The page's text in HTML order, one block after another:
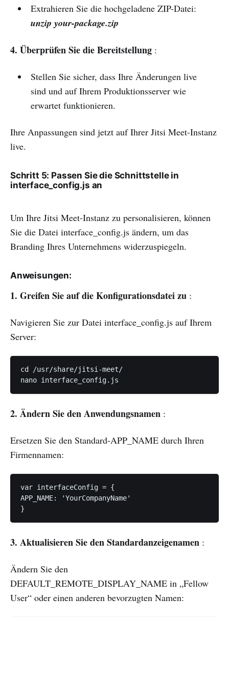
Extrahieren Sie die hochgeladene ZIP-Datei:
unzip your-package.zip
4. Überprüfen Sie die Bereitstellung :
Stellen Sie sicher, dass Ihre Änderungen live
sind und auf Ihrem Produktionsserver wie
erwartet funktionieren.
Ihre Anpassungen sind jetzt auf Ihrer Jitsi Meet-Instanz
live.
Schritt 5: Passen Sie die Schnittstelle in
interface_config.js an
Um Ihre Jitsi Meet-Instanz zu personalisieren, können
Sie die Datei interface_config.js ändern, um das
Branding Ihres Unternehmens widerzuspiegeln.
Anweisungen:
1. Greifen Sie auf die Konfigurationsdatei zu :
Navigieren Sie zur Datei interface_config.js auf Ihrem
Server:
cd /usr/share/jitsi-meet/
nano interface_config.js
2. Ändern Sie den Anwendungsnamen :
Ersetzen Sie den Standard-APP_NAME durch Ihren
Firmennamen:
var interfaceConfig = {
APP_NAME: 'YourCompanyName'
}
3. Aktualisieren Sie den Standardanzeigenamen :
Ändern Sie den
DEFAULT_REMOTE_DISPLAY_NAME in „Fellow
User“ oder einen anderen bevorzugten Namen: